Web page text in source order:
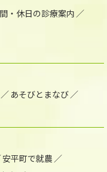
・休日の診療案内
あそびとまなび
安平町で就農